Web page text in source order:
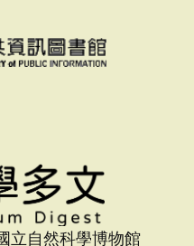
立自然科學博物館